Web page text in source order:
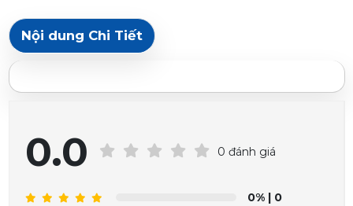
Nội dung Chi Tiết
0.0 0 đánh giá
0% | 0